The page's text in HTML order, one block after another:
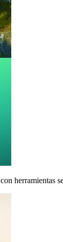
con herramientas